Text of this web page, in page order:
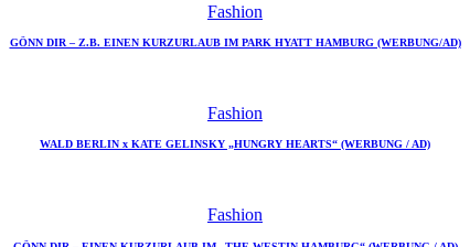
Fashion
GÖNN DIR – Z.B. EINEN KURZURLAUB IM PARK HYATT HAMBURG (WERBUNG/AD)
Fashion
WALD BERLIN x KATE GELINSKY „HUNGRY HEARTS“ (WERBUNG / AD)
Fashion